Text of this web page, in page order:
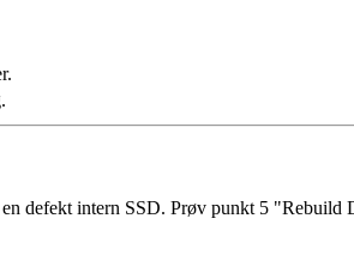
defekt intern SSD. Prøv punkt 5